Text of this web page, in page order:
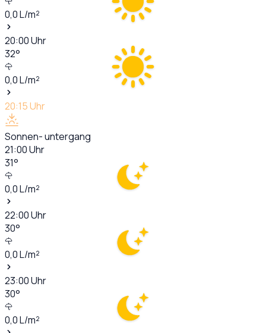
0,0L/m²
20:00Uhr
32°
0,0L/m²
20:15Uhr
Sonnen- untergang
21:00Uhr
31°
0,0L/m²
22:00Uhr
30°
0,0L/m²
23:00Uhr
30°
0,0L/m²